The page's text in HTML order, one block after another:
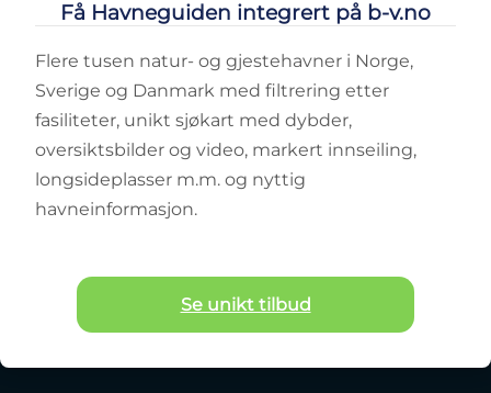
Få Havneguiden integrert på b-v.no
Flere tusen natur- og gjestehavner i Norge,
Sverige og Danmark med filtrering etter
fasiliteter, unikt sjøkart med dybder,
oversiktsbilder og video, markert innseiling,
longsideplasser m.m. og nyttig
havneinformasjon.
Se unikt tilbud